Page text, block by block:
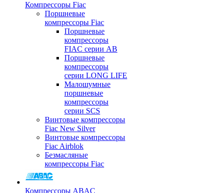
Компрессоры Fiac
Поршневые
компрессоры Fiac
Поршневые
компрессоры
FIAC серии AB
Поршневые
компрессоры
серии LONG LIFE
Малошумные
поршневые
компрессоры
серии SCS
Винтовые компрессоры
Fiac New Silver
Винтовые компрессоры
Fiac Airblok
Безмасляные
компрессоры Fiac
Компрессоры ABAC